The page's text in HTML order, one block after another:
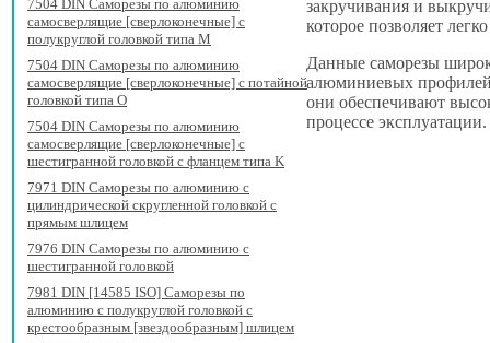
7504 DIN Саморезы по алюминию
самосверлящие [сверлоконечные] с
полукруглой головкой типа M
7504 DIN Саморезы по алюминию
самосверлящие [сверлоконечные] с потайной
головкой типа O
7504 DIN Саморезы по алюминию
самосверлящие [сверлоконечные] с
шестигранной головкой с фланцем типа K
7971 DIN Саморезы по алюминию с
цилиндрической скругленной головкой с
прямым шлицем
7976 DIN Саморезы по алюминию с
шестигранной головкой
7981 DIN [14585 ISO] Саморезы по
алюминию с полукруглой головкой с
крестообразным [звездообразным] шлицем
закручивания и
которое позволяет
Данные саморезы
алюминиевых профилей
они обеспечивают
процессе эксплуатации.